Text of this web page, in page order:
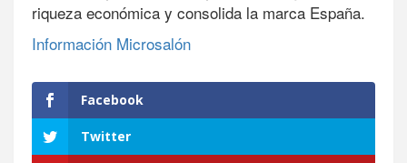
riqueza económica y consolida la marca España.
Información Microsalón
Facebook
Twitter